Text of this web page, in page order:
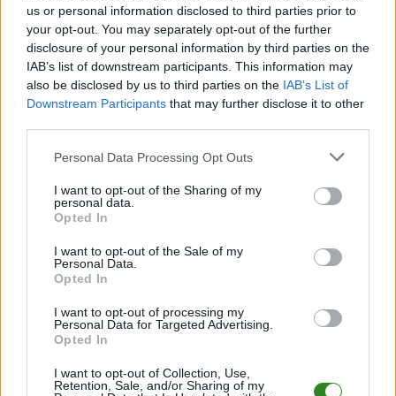
us or personal information disclosed to third parties prior to
your opt-out. You may separately opt-out of the further
disclosure of your personal information by third parties on the
IAB’s list of downstream participants. This information may
also be disclosed by us to third parties on the IAB’s List of
Downstream Participants that may further disclose it to other
Please note that this website/app uses one or more Google
not limited to your visit or usage behaviour. You may click to
grant or deny consent to Google and its third-party tags to
use your data for below specified purposes in below Google
consent section.
Personal Data Processing Opt Outs
I want to opt-out of the Sharing of my
personal data.
Opted In
I want to opt-out of the Sale of my
Personal Data.
Opted In
I want to opt-out of processing my
Personal Data for Targeted Advertising.
Opted In
I want to opt-out of Collection, Use,
Retention, Sale, and/or Sharing of my
Więcej o meczu:Naprzód
Jędrzejów - Stal Kraśnik
Więcej o lidze: III liga, gr. IV
CZYTAJ TAKŻE
Hetman prowadził i
grał w osłabieniu.
Podlasie uratowało
remis w końcówce
2026-08-02 10:44
SKRÓT MECZU:
Naprzód Jędrzejów -
[WIDEO]
2026-07-31 18:07
Naprzód Jędrzejów -
transmisja na żywo.